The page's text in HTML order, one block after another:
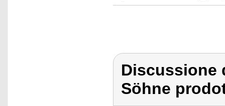
Discussione
Söhne